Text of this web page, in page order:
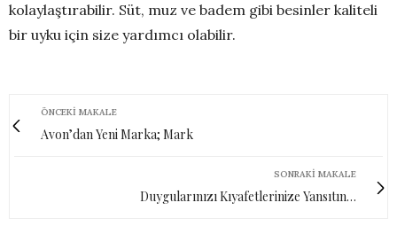
kolaylaştırabilir. Süt, muz ve badem gibi besinler kaliteli
bir uyku için size yardımcı olabilir.
ÖNCEKI MAKALE
Avon’dan Yeni Marka; Mark
SONRAKI MAKALE
Duygularınızı Kıyafetlerinize Yansıtın…